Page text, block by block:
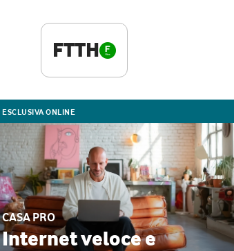
FTTH
ESCLUSIVA ONLINE
CASA PRO
Internet veloce e